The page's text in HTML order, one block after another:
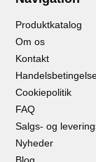
Produktkatalog
Om os
Kontakt
Cookiepolitik
FAQ
Salgs- og
Nyheder